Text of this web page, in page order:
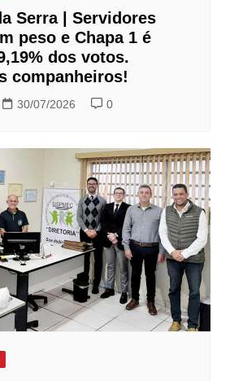
Serra | Servidores
peso e Chapa 1 é
dos votos.
companheiros!
30/07/2026 0